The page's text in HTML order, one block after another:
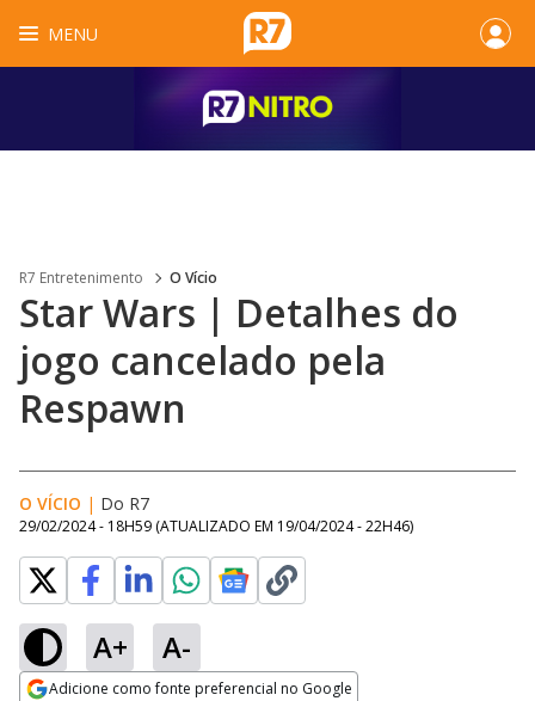
MENU
R7 Entretenimento O Vício
Star Wars | Detalhes do
jogo cancelado pela
Respawn
O VÍCIO | Do R7
29/02/2024 - 18H59 (ATUALIZADO EM 19/04/2024 - 22H46)
A+ A-
Adicione como fonte preferencial no Google